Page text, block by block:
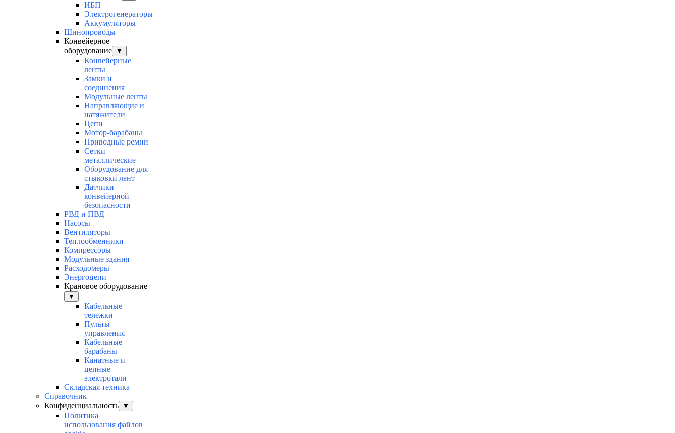
ИБП
Электрогенераторы
Аккумуляторы
Шинопроводы
Конвейерное
оборудование
▼
Конвейерные
ленты
Замки и
соединения
Модульные ленты
Направляющие и
натяжители
Цепи
Мотор-барабаны
Приводные ремни
Сетки
металлические
Оборудование для
стыковки лент
Датчики
конвейерной
безопасности
РВД и ПВД
Насосы
Вентиляторы
Теплообменники
Компрессоры
Модульные здания
Расходомеры
Энергоцепи
Крановое оборудование
▼
Кабельные
тележки
Пульты
управления
Кабельные
барабаны
Канатные и
цепные
электротали
Складская техника
Справочник
Конфиденциальность
▼
Политика
использования файлов